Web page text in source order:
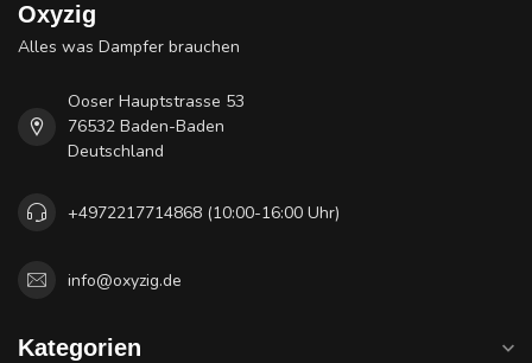
Oxyzig
Alles was Dampfer brauchen
Ooser Hauptstrasse 53
76532 Baden-Baden
Deutschland
+4972217714868 (10:00-16:00 Uhr)
info@oxyzig.de
Kategorien